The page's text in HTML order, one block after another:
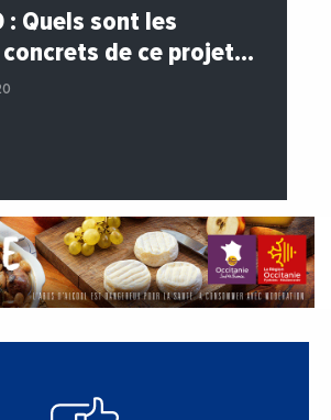
#Decideurs
#Institutions
: Quels sont les
de ce projet…